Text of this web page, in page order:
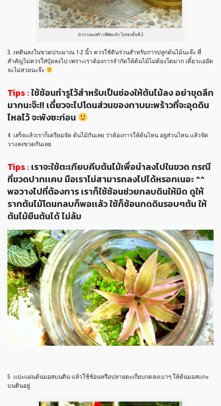
นำกาบมะพร้าวที่ตัดเเล้ว ไปรองชั้นที่ 2
3. เทดินลงในขวดประมาณ 1-2 นิ้ว ควรใช้ดินร่วนสำหรับการปลูกต้นไม้นะจ๊ะ ที่
สำคัญไม่ควรใส่ปุ๋ยลงไป เพราะเราต้องการจำกัดให้ต้นไม้ไม่ต้องโตมาก เดี๋ยวเเออัด
จะไม่สวยนะจ๊ะ
Tips :ใช้ช้อนทำรูไว้สำหรับเป็นช่องให้ต้นไม้ลง อย่าขุดลึก
มากนะจ๊ะ!! เดี๋ยวจะไปโดนส่วนของกาบมะพร้าวที่จะอุดดิน
ไหลไว้ จะพังซะก่อน
4. เสร็จเเล้วเราก็เตรียมจัด ต้นไม้กันเลย ว่าต้องการให้ต้นไหน อยู่ส่วนไหน เเล้วจัด
วางลงขวดกันเลย
Tips :เราจะใช้ตะเกียบคีบต้นไม้เพื่อนำลงไปในขวด กรณี
ที่ขวดปากเเคบ มือเราไม่สามารถลงไปได้หรอกเนอะ ^^
พอวางไปที่ต้องการ เราก็ใช้ช้อนช่วยกลบดินให้มิด ดูให้
รากต้นไม้โดนกลบก็พอเเล้ว ใช้ก็ช้อนกดดินรอบๆต้น ให้
ต้นไม้ยืนต้นได้ ไม่ล้ม
5. เเปะเเผ่นต้นมอสบนดิน เเล้วใช้ช้อนหรือปลายตะเกียบกดลงเบาๆ ให้ต้นมอสเเกะ
บนดินอยู่